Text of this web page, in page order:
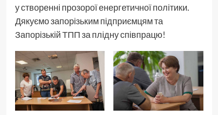
у створенні прозорої енергетичної політики.
Дякуємо запорізьким підприємцям та
Запорізькій ТПП за плідну співпрацю!